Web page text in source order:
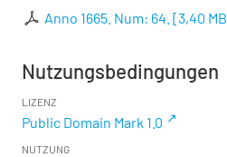
Anno 1665. Num: 64. [3,40 MB
Nutzungsbedingungen
LIZENZ
Public Domain Mark 1.0
NUTZUNG